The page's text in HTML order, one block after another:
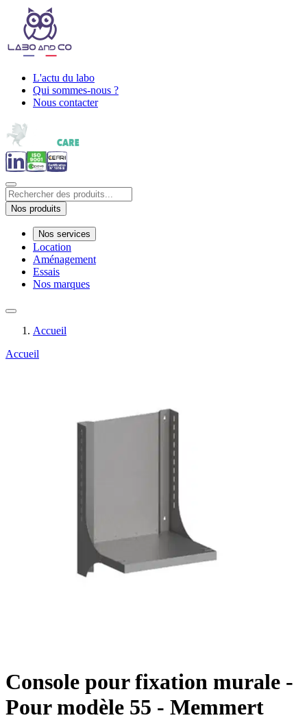
L'actu du labo
Qui sommes-nous ?
Nous contacter
Nos produits
Nos services
Location
Aménagement
Essais
Nos marques
Accueil
Accueil
Console pour fixation murale -
Pour modèle 55 - Memmert